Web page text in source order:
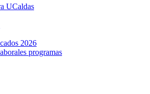
UCaldas
2026
programas